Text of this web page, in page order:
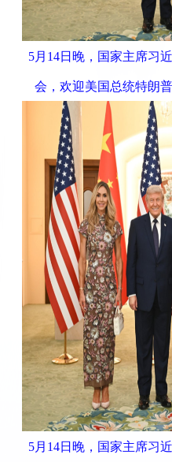
5月14日晚，国家主席习
会，欢迎美国总统特朗
5月14日晚，国家主席习